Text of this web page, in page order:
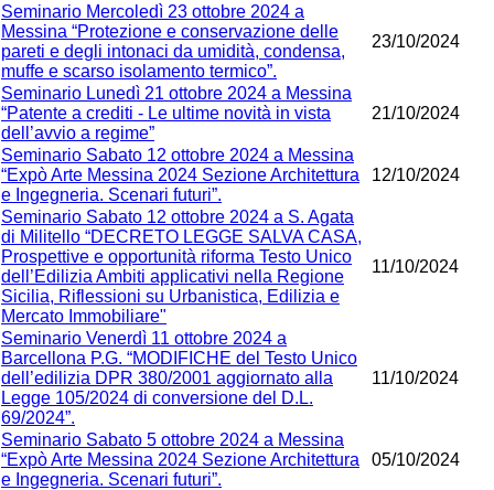
Seminario Mercoledì 23 ottobre 2024 a
Messina “Protezione e conservazione delle
pareti e degli intonaci da umidità, condensa,
muffe e scarso isolamento termico”.
23/10/2024
Seminario Lunedì 21 ottobre 2024 a Messina
“Patente a crediti - Le ultime novità in vista
dell’avvio a regime”
21/10/2024
Seminario Sabato 12 ottobre 2024 a Messina
“Expò Arte Messina 2024 Sezione Architettura
e Ingegneria. Scenari futuri”.
12/10/2024
Seminario Sabato 12 ottobre 2024 a S. Agata
di Militello “DECRETO LEGGE SALVA CASA,
Prospettive e opportunità riforma Testo Unico
dell’Edilizia Ambiti applicativi nella Regione
Sicilia, Riflessioni su Urbanistica, Edilizia e
Mercato Immobiliare"
11/10/2024
Seminario Venerdì 11 ottobre 2024 a
Barcellona P.G. “MODIFICHE del Testo Unico
dell’edilizia DPR 380/2001 aggiornato alla
Legge 105/2024 di conversione del D.L.
69/2024”.
11/10/2024
Seminario Sabato 5 ottobre 2024 a Messina
“Expò Arte Messina 2024 Sezione Architettura
e Ingegneria. Scenari futuri”.
05/10/2024